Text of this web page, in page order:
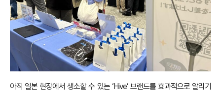
아직 일본 현장에서 생소할 수 있는 ‘Hive’ 브랜드를 효과적으로 알리기